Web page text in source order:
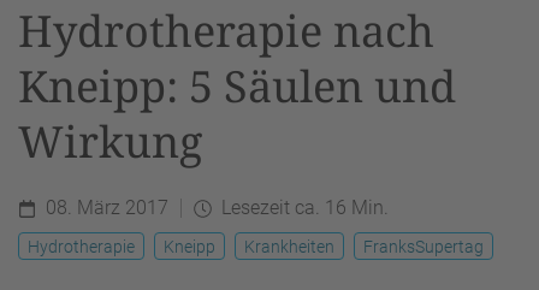
Hydrotherapie nach
Kneipp: 5 Säulen und
Wirkung
08. März 2017 Lesezeit ca. 16 Min.
Hydrotherapie Kneipp Krankheiten FranksSupertag